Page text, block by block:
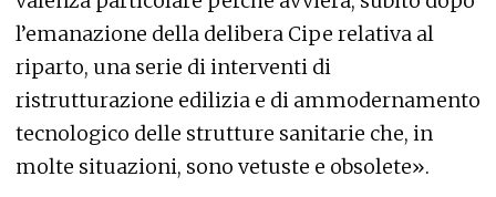
l’emanazione della delibera Cipe relativa al
riparto, una serie di interventi di
ristrutturazione edilizia e di ammodernamento
tecnologico delle strutture sanitarie che, in
molte situazioni, sono vetuste e obsolete».